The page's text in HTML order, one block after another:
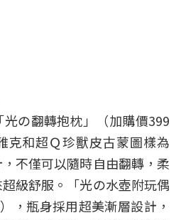
の翻轉抱枕」（加購價399
克和超Ｑ珍獸皮古蒙圖樣為
不僅可以隨時自由翻轉，柔
級舒服。「光の水壺附玩偶
，瓶身採用超美漸層設計，